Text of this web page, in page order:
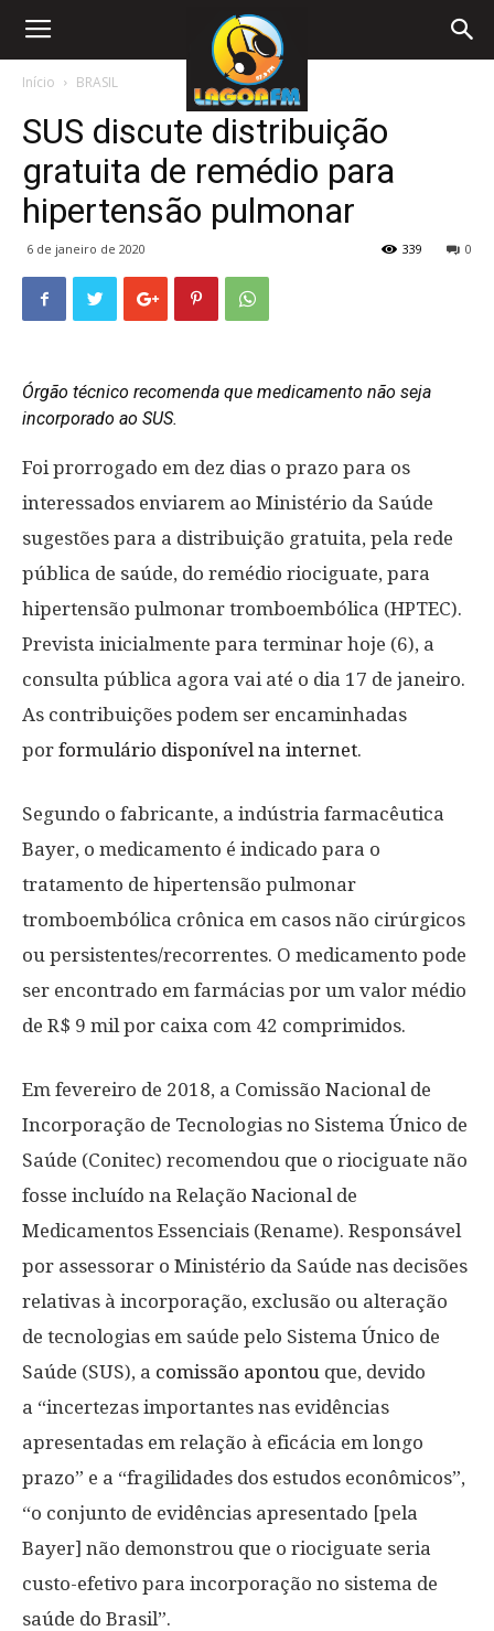
Início BRASIL
SUS discute distribuição
gratuita de remédio para
hipertensão pulmonar
6 de janeiro de 2020 0
339
Órgão técnico recomenda que medicamento não seja
incorporado ao SUS.
Foi prorrogado em dez dias o prazo para os
interessados enviarem ao Ministério da Saúde
sugestões para a distribuição gratuita, pela rede
pública de saúde, do remédio riociguate, para
hipertensão pulmonar tromboembólica (HPTEC).
Prevista inicialmente para terminar hoje (6), a
consulta pública agora vai até o dia 17 de janeiro.
As contribuições podem ser encaminhadas
por formulário disponível na internet.
Segundo o fabricante, a indústria farmacêutica
Bayer, o medicamento é indicado para o
tratamento de hipertensão pulmonar
tromboembólica crônica em casos não cirúrgicos
ou persistentes/recorrentes. O medicamento pode
ser encontrado em farmácias por um valor médio
de R$ 9 mil por caixa com 42 comprimidos.
Em fevereiro de 2018, a Comissão Nacional de
Incorporação de Tecnologias no Sistema Único de
Saúde (Conitec) recomendou que o riociguate não
fosse incluído na Relação Nacional de
Medicamentos Essenciais (Rename). Responsável
por assessorar o Ministério da Saúde nas decisões
relativas à incorporação, exclusão ou alteração
de tecnologias em saúde pelo Sistema Único de
Saúde (SUS), a comissão apontou que, devido
a “incertezas importantes nas evidências
apresentadas em relação à eficácia em longo
prazo” e a “fragilidades dos estudos econômicos”,
“o conjunto de evidências apresentado [pela
Bayer] não demonstrou que o riociguate seria
custo-efetivo para incorporação no sistema de
saúde do Brasil”.